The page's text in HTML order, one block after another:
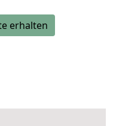
erhalten